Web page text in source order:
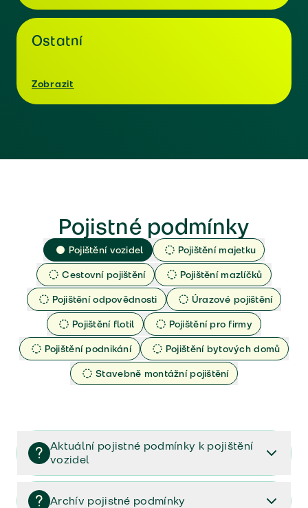
Ostatní
Zobrazit
Pojistné podmínky
Pojištění vozidel
Pojištění majetku
Cestovní pojištění
Pojištění mazlíčků
Pojištění odpovědnosti
Úrazové pojištění
Pojištění flotil
Pojištění pro firmy
Pojištění podnikání
Pojištění bytových domů
Stavebně montážní pojištění
Aktuální pojistné podmínky k pojištění
vozidel
Pojištění vozidel/Pojistné podmínky a vše důležité ke
smlouvě (PDF)
Archív pojistné podmínky